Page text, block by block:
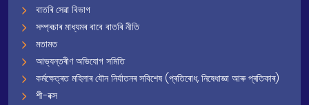
বাতৰি সেৱা বিভাগ
সম্প্ৰচাৰ মাধ্যমৰ বাবে বাতৰি নীতি
মতামত
আভ্যন্তৰীণ অভিযোগ সমিতি
কৰ্মক্ষেত্ৰত মহিলাৰ যৌন নিৰ্যাতনৰ সবিশেষ (প্ৰতিৰোধ, নিষেধাজ্ঞা আৰু প্ৰতিকাৰ)
শী-বক্স